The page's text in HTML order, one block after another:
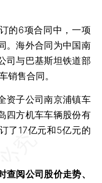
6项合同中，一项
。海外合同为中国南
司与巴基斯坦铁道部
销售合同。
子公司南京浦镇车
四方机车车辆股份有
了17亿元和5亿元的
查阅公司股价走势、